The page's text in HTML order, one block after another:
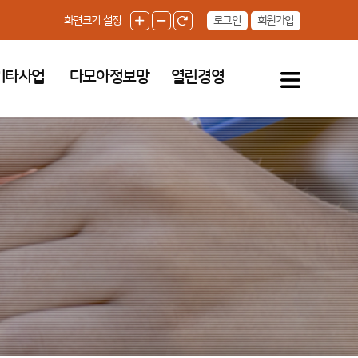
화면크기 설정 로그인 회원가입
타사업 다모아정보망 열린경영